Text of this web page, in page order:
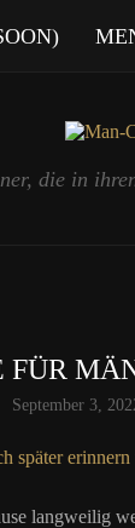
die in
FÜR
September 3,
langweilig